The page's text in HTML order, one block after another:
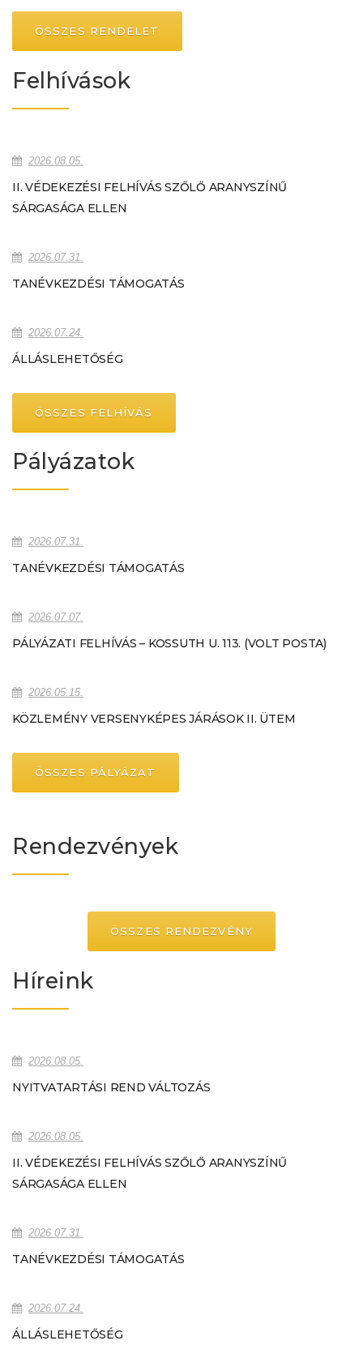
ÖSSZES RENDELET
Felhívások
2026.08.05.
II. VÉDEKEZÉSI FELHÍVÁS SZŐLŐ ARANYSZÍNŰ
SÁRGASÁGA ELLEN
2026.07.31.
TANÉVKEZDÉSI TÁMOGATÁS
2026.07.24.
ÁLLÁSLEHETŐSÉG
ÖSSZES FELHÍVÁS
Pályázatok
2026.07.31.
TANÉVKEZDÉSI TÁMOGATÁS
2026.07.07.
PÁLYÁZATI FELHÍVÁS – KOSSUTH U. 113. (VOLT POSTA)
2026.05.15.
KÖZLEMÉNY VERSENYKÉPES JÁRÁSOK II. ÜTEM
ÖSSZES PÁLYÁZAT
Rendezvények
ÖSSZES RENDEZVÉNY
Híreink
2026.08.05.
NYITVATARTÁSI REND VÁLTOZÁS
2026.08.05.
II. VÉDEKEZÉSI FELHÍVÁS SZŐLŐ ARANYSZÍNŰ
SÁRGASÁGA ELLEN
2026.07.31.
TANÉVKEZDÉSI TÁMOGATÁS
2026.07.24.
ÁLLÁSLEHETŐSÉG